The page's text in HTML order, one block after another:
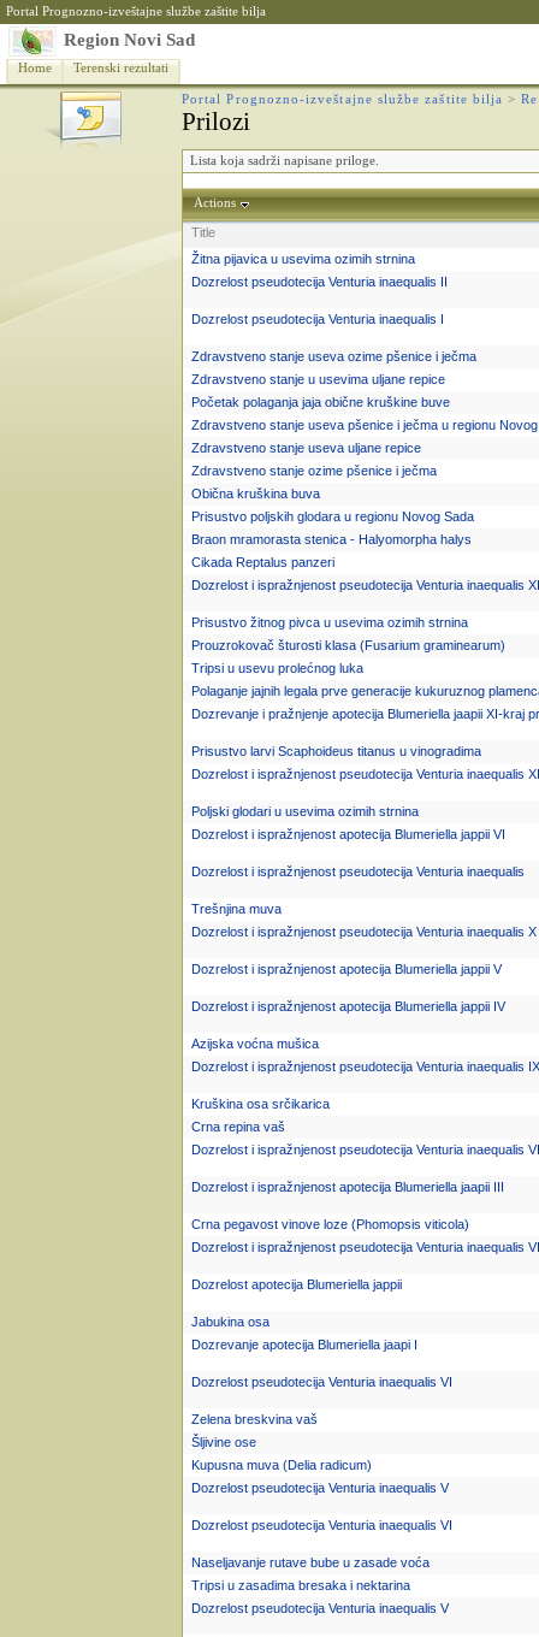
Portal Prognozno-izveštajne službe zaštite bilja
Region Novi Sad
Home Terenski rezultati
Portal Prognozno-izveštajne službe zaštite bilja >
Prilozi
Lista koja sadrži napisane priloge.
Actions
Title
Žitna pijavica u usevima ozimih strnina
Dozrelost pseudotecija Venturia inaequalis II
Dozrelost pseudotecija Venturia inaequalis I
Zdravstveno stanje useva ozime pšenice i ječma
Zdravstveno stanje u usevima uljane repice
Početak polaganja jaja obične kruškine buve
Zdravstveno stanje useva pšenice i ječma u regionu
Zdravstveno stanje useva uljane repice
Zdravstveno stanje ozime pšenice i ječma
Obična kruškina buva
Prisustvo poljskih glodara u regionu Novog Sada
Braon mramorasta stenica - Halyomorpha halys
Cikada Reptalus panzeri
Dozrelost i ispražnjenost pseudotecija Venturia inaequalis
Prisustvo žitnog pivca u usevima ozimih strnina
Prouzrokovač šturosti klasa (Fusarium graminearum)
Tripsi u usevu prolećnog luka
Polaganje jajnih legala prve generacije kukuruznog
Dozrevanje i pražnjenje apotecija Blumeriella jaapii XI-kraj
Prisustvo larvi Scaphoideus titanus u vinogradima
Dozrelost i ispražnjenost pseudotecija Venturia inaequalis
Poljski glodari u usevima ozimih strnina
Dozrelost i ispražnjenost apotecija Blumeriella jappii VI
Dozrelost i ispražnjenost pseudotecija Venturia inaequalis
Trešnjina muva
Dozrelost i ispražnjenost pseudotecija Venturia inaequalis X
Dozrelost i ispražnjenost apotecija Blumeriella jappii V
Dozrelost i ispražnjenost apotecija Blumeriella jappii IV
Azijska voćna mušica
Dozrelost i ispražnjenost pseudotecija Venturia inaequalis IX
Kruškina osa srčikarica
Crna repina vaš
Dozrelost i ispražnjenost pseudotecija Venturia inaequalis
Dozrelost i ispražnjenost apotecija Blumeriella jaapii III
Crna pegavost vinove loze (Phomopsis viticola)
Dozrelost i ispražnjenost pseudotecija Venturia inaequalis
Dozrelost apotecija Blumeriella jappii
Jabukina osa
Dozrevanje apotecija Blumeriella jaapi I
Dozrelost pseudotecija Venturia inaequalis VI
Zelena breskvina vaš
Šljivine ose
Kupusna muva (Delia radicum)
Dozrelost pseudotecija Venturia inaequalis V
Dozrelost pseudotecija Venturia inaequalis VI
Naseljavanje rutave bube u zasade voća
Tripsi u zasadima bresaka i nektarina
Dozrelost pseudotecija Venturia inaequalis V